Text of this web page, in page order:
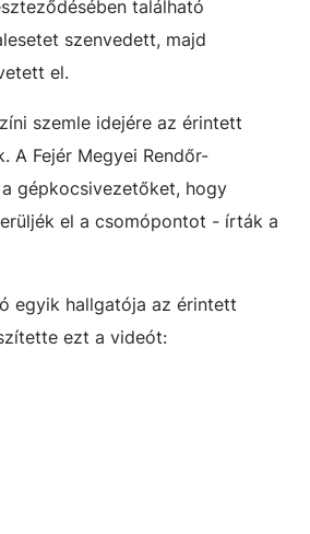
található
szenvedett, majd
el.
szemle idejére az érintett
A Fejér Megyei Rendőr-
gépkocsivezetőket, hogy
el a csomópontot - írták a
egyik hallgatója az érintett
ezt a videót: